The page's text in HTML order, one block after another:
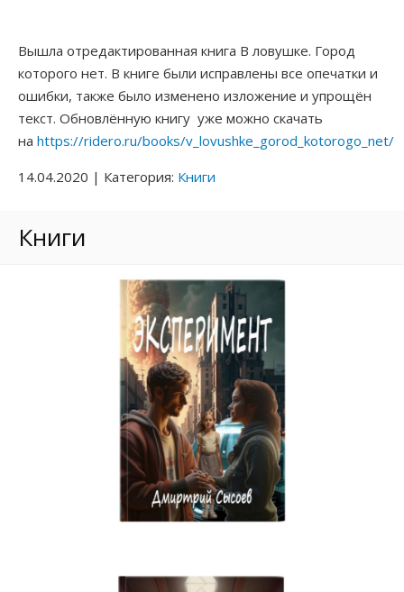
КНИГИ
РАЗНОЕ
МАГАЗИН
Лиза Город, которого нет
Мой конверт из прошлого
РАСКОПКИ В БУДУЩЕЕ
Как меня спасали Птицы
Мы под куполом
Зелёное вторжение
Безумное зимнее знакомство
По ту сторону Вселенной
Вышла отредактированная книга В ловушке. Город
которого нет. В книге были исправлены все опечатки и
ошибки, также было изменено изложение и упрощён
текст. Обновлённую книгу уже можно скачать
на https://ridero.ru/books/v_lovushke_gorod_kotorogo_net/
14.04.2020 | Категория: Книги
Книги